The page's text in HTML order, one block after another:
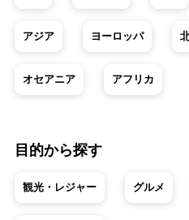
アジア ヨーロッパ
オセアニア アフリカ
目的から探す
観光・レジャー グルメ